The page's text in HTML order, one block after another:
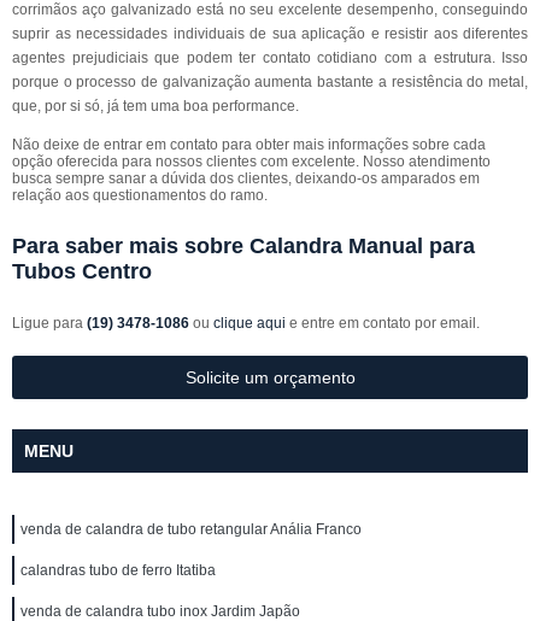
corrimãos aço galvanizado está no seu excelente desempenho, conseguindo
suprir as necessidades individuais de sua aplicação e resistir aos diferentes
agentes prejudiciais que podem ter contato cotidiano com a estrutura. Isso
porque o processo de galvanização aumenta bastante a resistência do metal,
que, por si só, já tem uma boa performance.
Não deixe de entrar em contato para obter mais informações sobre cada
opção oferecida para nossos clientes com excelente. Nosso atendimento
busca sempre sanar a dúvida dos clientes, deixando-os amparados em
relação aos questionamentos do ramo.
Para saber mais sobre Calandra Manual para
Tubos Centro
Ligue para (19) 3478-1086 ou clique aqui e entre em contato por email.
Solicite um orçamento
MENU
venda de calandra de tubo retangular Anália Franco
calandras tubo de ferro Itatiba
venda de calandra tubo inox Jardim Japão